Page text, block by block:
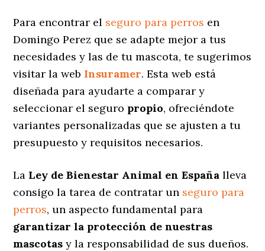
Para encontrar el seguro para perros en
Domingo Perez que se adapte mejor a tus
necesidades y las de tu mascota, te sugerimos
visitar la web Insuramer. Esta web está
diseñada para ayudarte a comparar y
seleccionar el seguro propio, ofreciéndote
variantes personalizadas que se ajusten a tu
presupuesto y requisitos necesarios.
La Ley de Bienestar Animal en España lleva
consigo la tarea de contratar un seguro para
perros, un aspecto fundamental para
garantizar la protección de nuestras
mascotas y la responsabilidad de sus dueños.